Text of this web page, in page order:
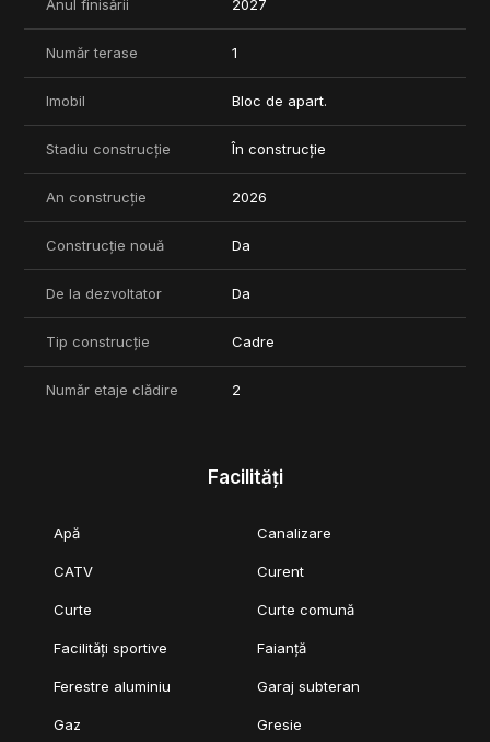
Anul finisării 2027
Număr terase 1
Imobil Bloc de apart.
Stadiu construcție În construcție
An construcție 2026
Construcție nouă Da
De la dezvoltator Da
Tip construcție Cadre
Număr etaje clădire 2
Facilități
Apă Canalizare
CATV Curent
Curte Curte comună
Facilități sportive Faianță
Ferestre aluminiu Garaj subteran
Gaz Gresie